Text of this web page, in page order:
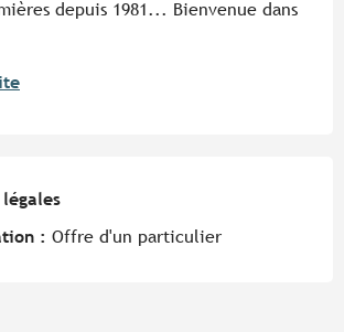
depuis 1981... Bienvenue dans
: Offre d'un particulier